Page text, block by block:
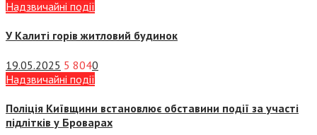
Надзвичайні події
У Калиті горів житловий будинок
19.05.2025 5 8040
Надзвичайні події
Поліція Київщини встановлює обставини події за участі
підлітків у Броварах